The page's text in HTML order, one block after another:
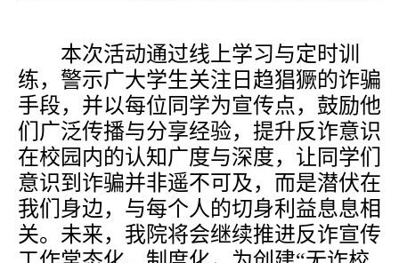
本次活动通过线上学习与定时训
练，警示广大学生关注日趋猖獗的诈骗
手段，并以每位同学为宣传点，鼓励他
们广泛传播与分享经验，提升反诈意识
在校园内的认知广度与深度，让同学们
意识到诈骗并非遥不可及，而是潜伏在
我们身边，与每个人的切身利益息息相
关。未来，我院将会继续推进反诈宣传